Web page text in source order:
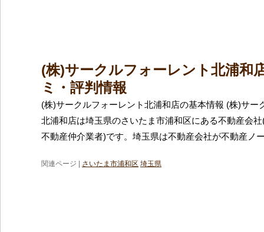
(株)サークルフォーレント北浦和
ミ・評判情報
(株)サークルフォーレント北浦和店の基本情報 (株)サー
北浦和店は埼玉県のさいたま市浦和区にある不動産会
不動産仲介業者)です。埼玉県は不動産会社が不動産ノ
関連ページ | さいたま市浦和区 埼玉県